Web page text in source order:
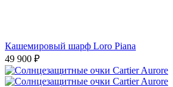
Кашемировый шарф Loro Piana
49 900 ₽